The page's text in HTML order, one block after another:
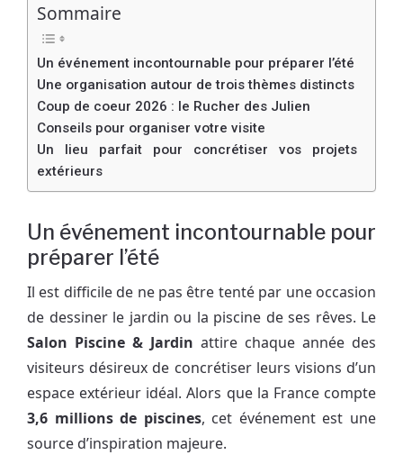
Sommaire
Un événement incontournable pour préparer l’été
Une organisation autour de trois thèmes distincts
Coup de coeur 2026 : le Rucher des Julien
Conseils pour organiser votre visite
Un lieu parfait pour concrétiser vos projets
extérieurs
Un événement incontournable pour
préparer l’été
Il est difficile de ne pas être tenté par une occasion
de dessiner le jardin ou la piscine de ses rêves. Le
Salon Piscine & Jardin attire chaque année des
visiteurs désireux de concrétiser leurs visions d’un
espace extérieur idéal. Alors que la France compte
3,6 millions de piscines, cet événement est une
source d’inspiration majeure.